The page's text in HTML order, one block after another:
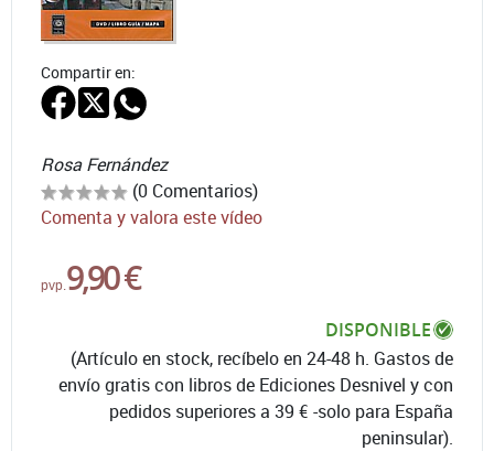
Compartir en:
Rosa Fernández
(0 Comentarios)
Comenta y valora este vídeo
pvp. 9,90 €
DISPONIBLE
(Artículo en stock, recíbelo en 24-48 h. Gastos de
envío gratis con libros de Ediciones Desnivel y con
pedidos superiores a 39 € -solo para España
peninsular).